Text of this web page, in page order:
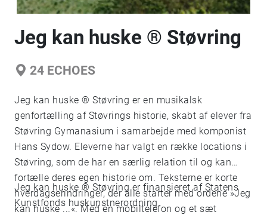
Jeg kan huske ® Støvring
24 ECHOES
Jeg kan huske ® Støvring er en musikalsk
genfortælling af Støvrings historie, skabt af elever fra
Støvring Gymanasium i samarbejde med komponist
Hans Sydow. Eleverne har valgt en række locations i
Støvring, som de har en særlig relation til og kan
fortælle deres egen historie om. Teksterne er korte
hverdagserindringer, der alle starter med ordene »Jeg
kan huske ...«. Med en mobiltelefon og et sæt
Jeg kan huske ® Støvring er finansieret af Statens
Kunstfonds huskunstnerordning.